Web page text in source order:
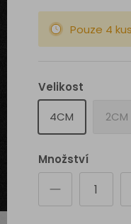
Pouze 4
Velikost
4CM
2CM
Množství